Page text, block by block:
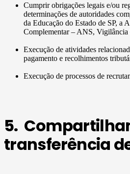
Cumprir obrigações legais e/ou
determinações de autoridades
da Educação do Estado de SP, a
Complementar – ANS, Vigilância
Execução de atividades
pagamento e recolhimentos
Execução de processos de
5.
transferência